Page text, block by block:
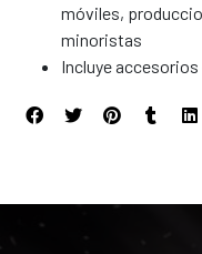
móviles,
minoristas
Incluye